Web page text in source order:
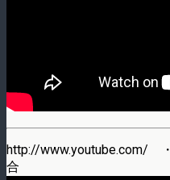
http://www.youtube.com/
合